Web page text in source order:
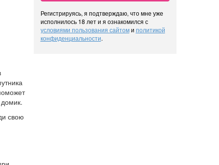
свою
Регистрируясь, я подтверждаю, что мне уже
исполнилось 18 лет и я ознакомился с
условиями пользования сайтоми политикой
конфиденциальности.